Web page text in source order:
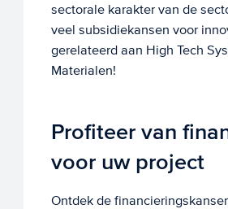
sectorale karakter van de
veel subsidiekansen voor
gerelateerd aan High Tech
Materialen!
Profiteer van
voor uw project
Ontdek de